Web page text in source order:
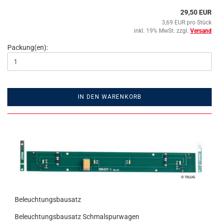
29,50 EUR
3,69 EUR pro Stück
inkl. 19% MwSt. zzgl. Versand
Packung(en):
IN DEN WARENKORB
Beleuchtungsbausatz
Beleuchtungsbausatz Schmalspurwagen